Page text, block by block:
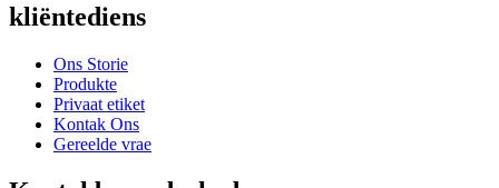
kliëntediens
Ons Storie
Produkte
Privaat etiket
Kontak Ons
Gereelde vrae